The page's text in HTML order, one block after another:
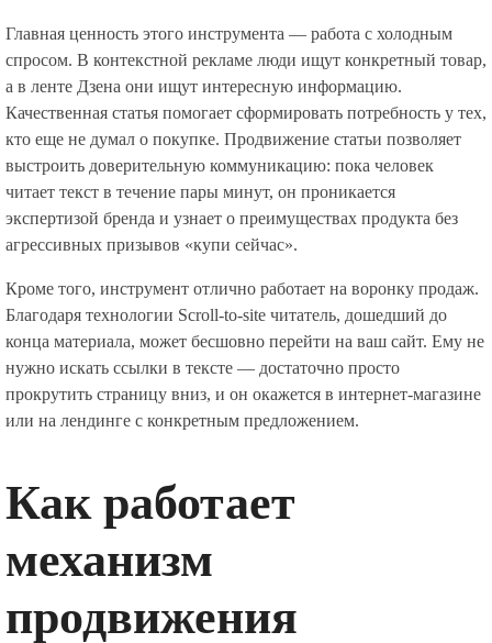
Главная ценность этого инструмента — работа с холодным
спросом. В контекстной рекламе люди ищут конкретный товар,
а в ленте Дзена они ищут интересную информацию.
Качественная статья помогает сформировать потребность у тех,
кто еще не думал о покупке. Продвижение статьи позволяет
выстроить доверительную коммуникацию: пока человек
читает текст в течение пары минут, он проникается
экспертизой бренда и узнает о преимуществах продукта без
агрессивных призывов «купи сейчас».
Кроме того, инструмент отлично работает на воронку продаж.
Благодаря технологии Scroll-to-site читатель, дошедший до
конца материала, может бесшовно перейти на ваш сайт. Ему не
нужно искать ссылки в тексте — достаточно просто
прокрутить страницу вниз, и он окажется в интернет-магазине
или на лендинге с конкретным предложением.
Как работает
механизм
продвижения